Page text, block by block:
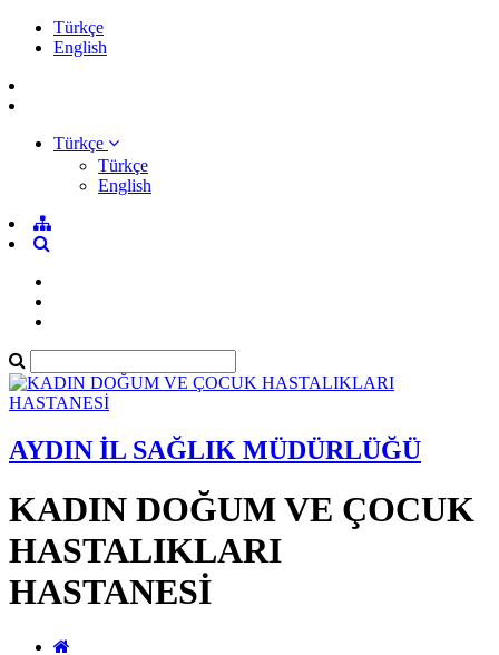
Türkçe
English
Türkçe
Türkçe
English
AYDIN İL SAĞLIK MÜDÜRLÜĞÜ
KADIN DOĞUM VE ÇOCUK
HASTALIKLARI
HASTANESİ